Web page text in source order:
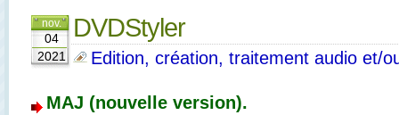
nov.
04
2021
DVDStyler
Edition, création, traitement audio et/
MAJ (nouvelle version).